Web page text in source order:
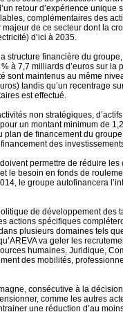
retour d’expérience unique
complémentaires des
de ce secteur dont la
d’ici à 2035.
structure financière du
à 7,7 milliards d’euros sur la
sont maintenus au même
tandis qu’un recentrage
est effectué.
non stratégiques,
un montant minimum de
plan de financement du
des
permettre de réduire les
le besoin en fonds de
le groupe autofinancera
de développement des
actions spécifiques
plusieurs domaines tels
va geler les
humaines, Juridique,
des mobilités,
consécutive à la
comme les autres
une réduction d’au